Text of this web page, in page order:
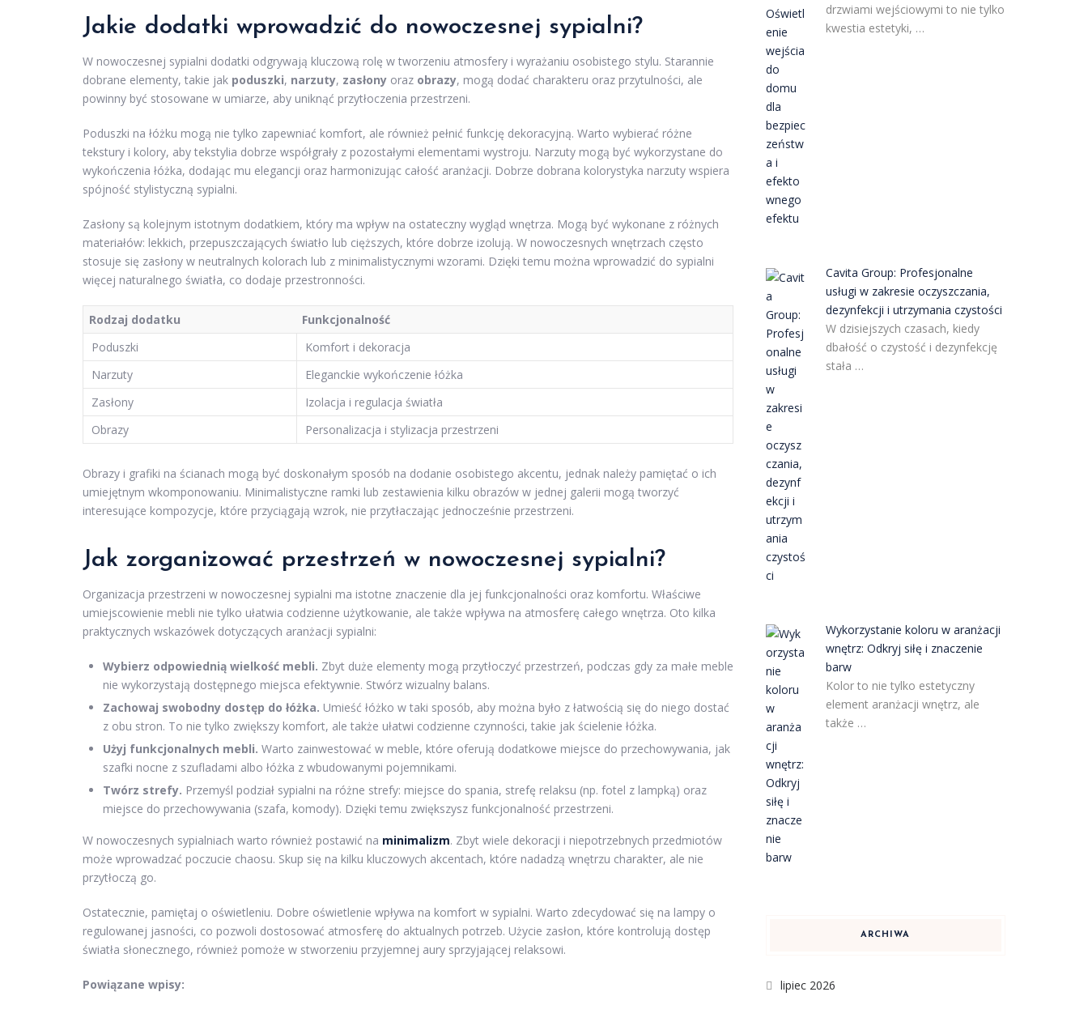
Jakie dodatki wprowadzić do nowoczesnej sypialni?
W nowoczesnej sypialni dodatki odgrywają kluczową rolę w tworzeniu atmosfery i wyrażaniu osobistego stylu. Starannie
dobrane elementy, takie jak poduszki, narzuty, zasłony oraz obrazy, mogą dodać charakteru oraz przytulności, ale
powinny być stosowane w umiarze, aby uniknąć przytłoczenia przestrzeni.
Poduszki na łóżku mogą nie tylko zapewniać komfort, ale również pełnić funkcję dekoracyjną. Warto wybierać różne
tekstury i kolory, aby tekstylia dobrze współgrały z pozostałymi elementami wystroju. Narzuty mogą być wykorzystane do
wykończenia łóżka, dodając mu elegancji oraz harmonizując całość aranżacji. Dobrze dobrana kolorystyka narzuty wspiera
spójność stylistyczną sypialni.
Zasłony są kolejnym istotnym dodatkiem, który ma wpływ na ostateczny wygląd wnętrza. Mogą być wykonane z różnych
materiałów: lekkich, przepuszczających światło lub cięższych, które dobrze izolują. W nowoczesnych wnętrzach często
stosuje się zasłony w neutralnych kolorach lub z minimalistycznymi wzorami. Dzięki temu można wprowadzić do sypialni
więcej naturalnego światła, co dodaje przestronności.
Rodzaj dodatku
Funkcjonalność
Poduszki
Komfort i dekoracja
Narzuty
Eleganckie wykończenie łóżka
Zasłony
Izolacja i regulacja światła
Obrazy
Personalizacja i stylizacja przestrzeni
Obrazy i grafiki na ścianach mogą być doskonałym sposób na dodanie osobistego akcentu, jednak należy pamiętać o ich
umiejętnym wkomponowaniu. Minimalistyczne ramki lub zestawienia kilku obrazów w jednej galerii mogą tworzyć
interesujące kompozycje, które przyciągają wzrok, nie przytłaczając jednocześnie przestrzeni.
Jak zorganizować przestrzeń w nowoczesnej sypialni?
Organizacja przestrzeni w nowoczesnej sypialni ma istotne znaczenie dla jej funkcjonalności oraz komfortu. Właściwe
umiejscowienie mebli nie tylko ułatwia codzienne użytkowanie, ale także wpływa na atmosferę całego wnętrza. Oto kilka
praktycznych wskazówek dotyczących aranżacji sypialni:
Wybierz odpowiednią wielkość mebli. Zbyt duże elementy mogą przytłoczyć przestrzeń, podczas gdy za małe meble
nie wykorzystają dostępnego miejsca efektywnie. Stwórz wizualny balans.
Zachowaj swobodny dostęp do łóżka. Umieść łóżko w taki sposób, aby można było z łatwością się do niego dostać
z obu stron. To nie tylko zwiększy komfort, ale także ułatwi codzienne czynności, takie jak ścielenie łóżka.
Użyj funkcjonalnych mebli. Warto zainwestować w meble, które oferują dodatkowe miejsce do przechowywania, jak
szafki nocne z szufladami albo łóżka z wbudowanymi pojemnikami.
Twórz strefy. Przemyśl podział sypialni na różne strefy: miejsce do spania, strefę relaksu (np. fotel z lampką) oraz
miejsce do przechowywania (szafa, komody). Dzięki temu zwiększysz funkcjonalność przestrzeni.
W nowoczesnych sypialniach warto również postawić na minimalizm. Zbyt wiele dekoracji i niepotrzebnych przedmiotów
może wprowadzać poczucie chaosu. Skup się na kilku kluczowych akcentach, które nadadzą wnętrzu charakter, ale nie
przytłoczą go.
Ostatecznie, pamiętaj o oświetleniu. Dobre oświetlenie wpływa na komfort w sypialni. Warto zdecydować się na lampy o
regulowanej jasności, co pozwoli dostosować atmosferę do aktualnych potrzeb. Użycie zasłon, które kontrolują dostęp
światła słonecznego, również pomoże w stworzeniu przyjemnej aury sprzyjającej relaksowi.
Powiązane wpisy:
drzwiami wejściowymi to nie tylko
kwestia estetyki, …
Cavita Group: Profesjonalne
usługi w zakresie oczyszczania,
dezynfekcji i utrzymania czystości
W dzisiejszych czasach, kiedy
dbałość o czystość i dezynfekcję
stała …
Wykorzystanie koloru w aranżacji
wnętrz: Odkryj siłę i znaczenie
barw
Kolor to nie tylko estetyczny
element aranżacji wnętrz, ale
także …
ARCHIWA
lipiec 2026